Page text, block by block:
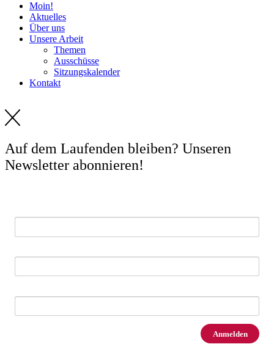
Moin!
Aktuelles
Über uns
Unsere Arbeit
Themen
Ausschüsse
Sitzungskalender
Kontakt
Auf dem Laufenden bleiben? Unseren
Newsletter abonnieren!
Anmelden